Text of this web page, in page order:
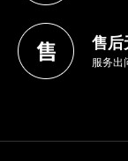
售后
服务出